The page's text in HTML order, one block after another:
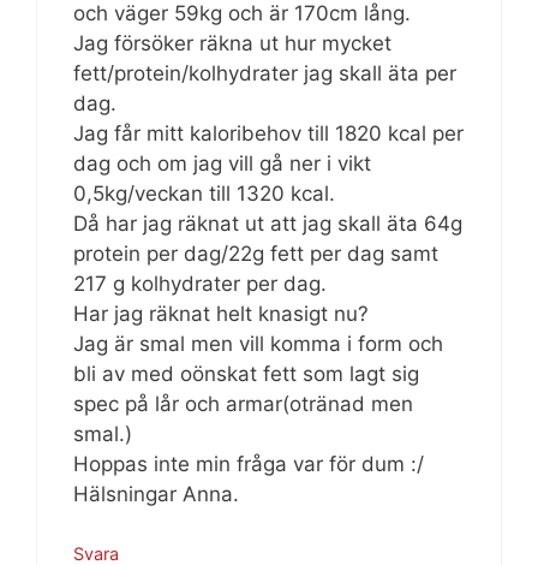
och väger 59kg och är 170cm lång.
Jag försöker räkna ut hur mycket
fett/protein/kolhydrater jag skall äta per
dag.
Jag får mitt kaloribehov till 1820 kcal per
dag och om jag vill gå ner i vikt
0,5kg/veckan till 1320 kcal.
Då har jag räknat ut att jag skall äta 64g
protein per dag/22g fett per dag samt
217 g kolhydrater per dag.
Har jag räknat helt knasigt nu?
Jag är smal men vill komma i form och
bli av med oönskat fett som lagt sig
spec på lår och armar(otränad men
smal.)
Hoppas inte min fråga var för dum :/
Hälsningar Anna.
Svara